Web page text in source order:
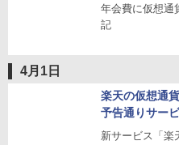
年会費に仮想通
記
4月1日
楽天の仮想通
予告通りサー
新サービス「楽